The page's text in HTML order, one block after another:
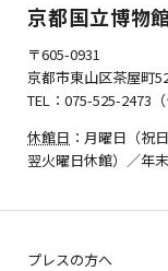
京都国立博物
〒605-0931
京都市東山区茶屋町
TEL：075-525-2473
休館日 ：月曜日（祝
翌火曜日休館）／年
プレスの方へ